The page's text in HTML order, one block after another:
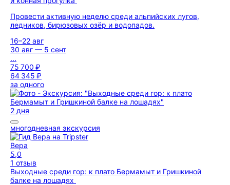
Провести активную неделю среди альпийских лугов,
ледников, бирюзовых озёр и водопадов.
16–22 авг
30 авг — 5 сент
...
75 700 ₽
64 345 ₽
за одного
2 дня
многодневная экскурсия
Вера
5,0
1 отзыв
Выходные среди гор: к плато Бермамыт и Гришкиной
балке на лошадях